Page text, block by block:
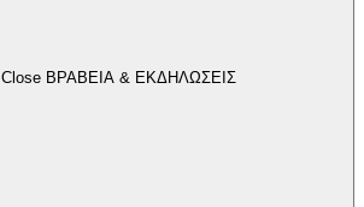
Close ΒΡΑΒΕΙΑ & ΕΚΔΗΛΩΣΕΙΣ